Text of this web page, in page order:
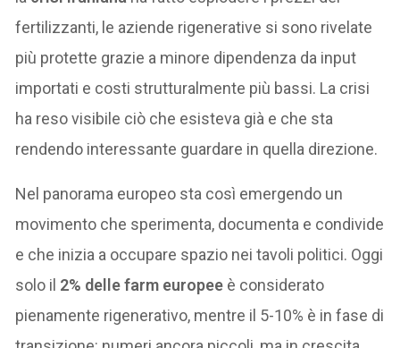
fertilizzanti, le aziende rigenerative si sono rivelate
più protette grazie a minore dipendenza da input
importati e costi strutturalmente più bassi. La crisi
ha reso visibile ciò che esisteva già e che sta
rendendo interessante guardare in quella direzione.
Nel panorama europeo sta così emergendo un
movimento che sperimenta, documenta e condivide
e che inizia a occupare spazio nei tavoli politici. Oggi
solo il 2% delle farm europee è considerato
pienamente rigenerativo, mentre il 5-10% è in fase di